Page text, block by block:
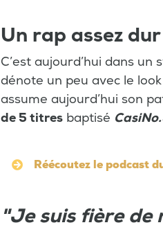
Un rap assez dur
C’est aujourd’hui dans
dénote un peu avec le
assume aujourd’hui son
de 5 titres baptisé
Réécoutez le podcast
"Je suis fière de